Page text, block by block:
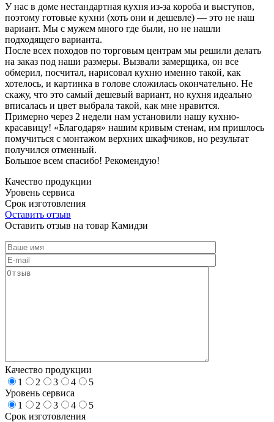
У нас в доме нестандартная кухня из-за короба и выступов,
поэтому готовые кухни (хоть они и дешевле) — это не наш
вариант. Мы с мужем много где были, но не нашли
подходящего варианта.
После всех походов по торговым центрам мы решили делать
на заказ под наши размеры. Вызвали замерщика, он все
обмерил, посчитал, нарисовал кухню именно такой, как
хотелось, и картинка в голове сложилась окончательно. Не
скажу, что это самый дешевый вариант, но кухня идеально
вписалась и цвет выбрала такой, как мне нравится.
Примерно через 2 недели нам установили нашу кухню-
красавицу! «Благодаря» нашим кривым стенам, им пришлось
помучиться с монтажом верхних шкафчиков, но результат
получился отменный.
Большое всем спасибо! Рекомендую!
Качество продукции
Уровень сервиса
Срок изготовления
Оставить отзыв
Оставить отзыв на товар Камидзи
Качество продукции
1
2 3 4
5
Уровень сервиса
1
2 3 4
5
Срок изготовления